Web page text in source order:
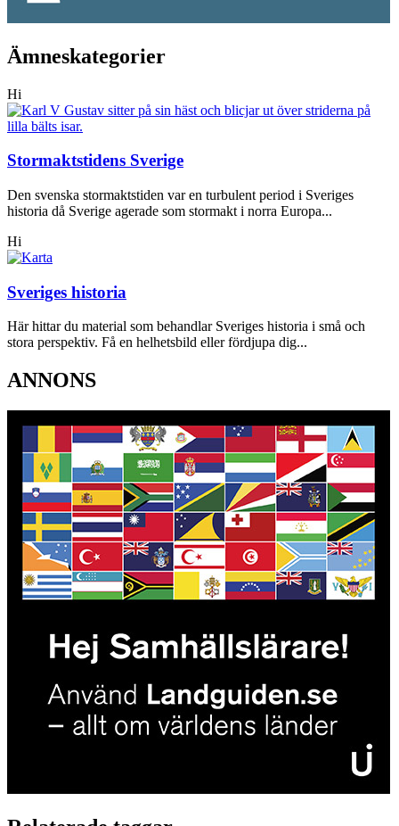
Ämneskategorier
Hi
Stormaktstidens Sverige
Den svenska stormaktstiden var en turbulent period i Sveriges
historia då Sverige agerade som stormakt i norra Europa...
Hi
Sveriges historia
Här hittar du material som behandlar Sveriges historia i små och
stora perspektiv. Få en helhetsbild eller fördjupa dig...
ANNONS